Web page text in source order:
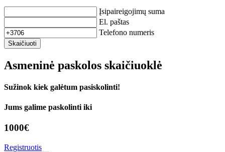
Įsipaireigojimų suma
El. paštas
Telefono numeris
Skaičiuoti
Asmeninė paskolos skaičiuoklė
Sužinok kiek galėtum pasiskolinti!
Jums galime paskolinti iki
1000€
Registruotis